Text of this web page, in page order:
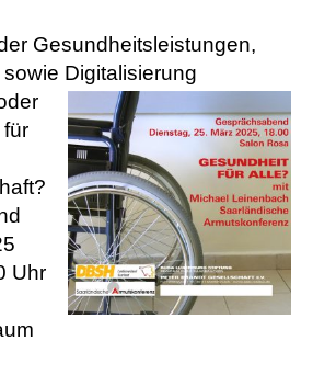
Gesundheitsleistungen,
Digitalisierung
Uhr